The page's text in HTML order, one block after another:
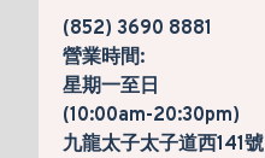
(852) 3690 8881
營業時間:
星期一至日
(10:00am-20:30pm)
九龍太子太子道西141號